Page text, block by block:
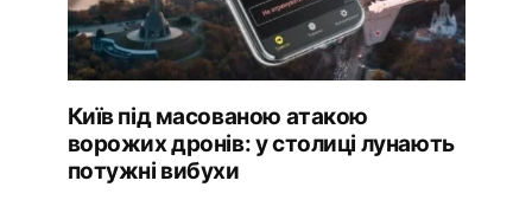
Київ під масованою атакою
ворожих дронів: у столиці лунають
потужні вибухи